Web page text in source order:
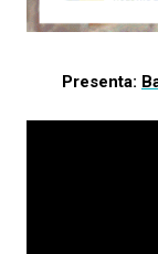
Presenta: